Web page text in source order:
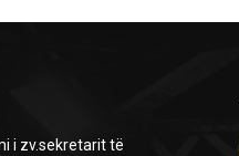
i zv.sekretarit të